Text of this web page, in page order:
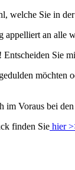
welche Sie in
appelliert an
Sie
möchten
Voraus bei
finden Sie hier